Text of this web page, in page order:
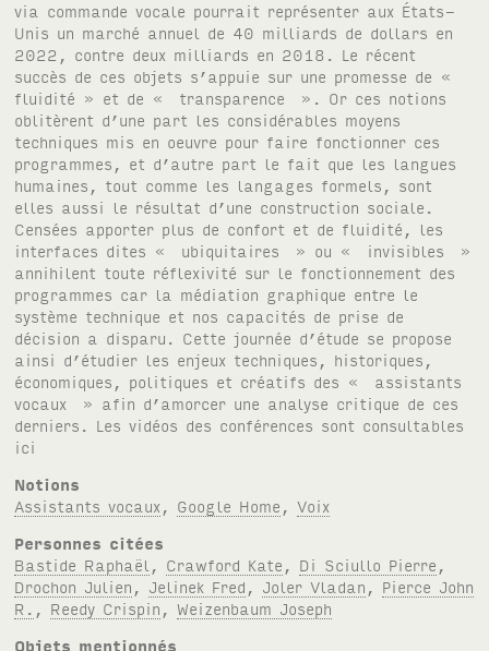
via commande vocale pourrait représenter aux États-
Unis un marché annuel de 40 milliards de dollars en
2022, contre deux milliards en 2018. Le récent
succès de ces objets s’appuie sur une promesse de «
fluidité » et de « transparence ». Or ces notions
oblitèrent d’une part les considérables moyens
techniques mis en oeuvre pour faire fonctionner ces
programmes, et d’autre part le fait que les langues
humaines, tout comme les langages formels, sont
elles aussi le résultat d’une construction sociale.
Censées apporter plus de confort et de fluidité, les
interfaces dites « ubiquitaires » ou « invisibles »
annihilent toute réflexivité sur le fonctionnement des
programmes car la médiation graphique entre le
système technique et nos capacités de prise de
décision a disparu. Cette journée d’étude se propose
ainsi d’étudier les enjeux techniques, historiques,
économiques, politiques et créatifs des « assistants
vocaux » afin d’amorcer une analyse critique de ces
derniers. Les vidéos des conférences sont consultables
ici
Notions
Assistants vocaux, Google Home ,Voix
Personnes citées
Bastide Raphaël , Crawford Kate , Di Sciullo Pierre ,
Drochon Julien , Jelinek Fred , Joler Vladan , Pierce John
R. , Reedy Crispin ,Weizenbaum Joseph
Objets mentionnés